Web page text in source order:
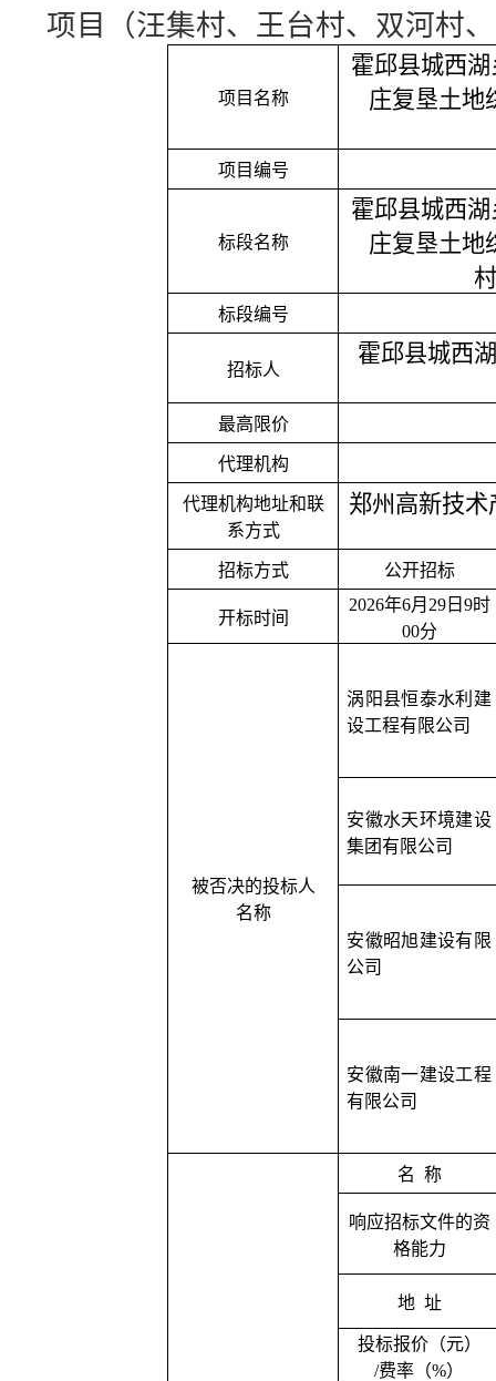
项目（汪集村、王台村、双河村
项目名称
霍邱县城西
庄复垦土地
项目编号
标段名称
霍邱县城西
庄复垦土地
标段编号
招标人
霍邱县城西
最高限价
代理机构
代理机构地址和联
系方式
郑州高新技
招标方式 公开招标
开标时间
2026年6月29日9时
00分
被否决的投标人
名称
涡阳县恒泰水利建
设工程有限公司
安徽水天环境建设
集团有限公司
安徽昭旭建设有限
公司
安徽南一建设工程
有限公司
名 称
响应招标文件的资
格能力
地 址
投标报价（元）
/费率（%）